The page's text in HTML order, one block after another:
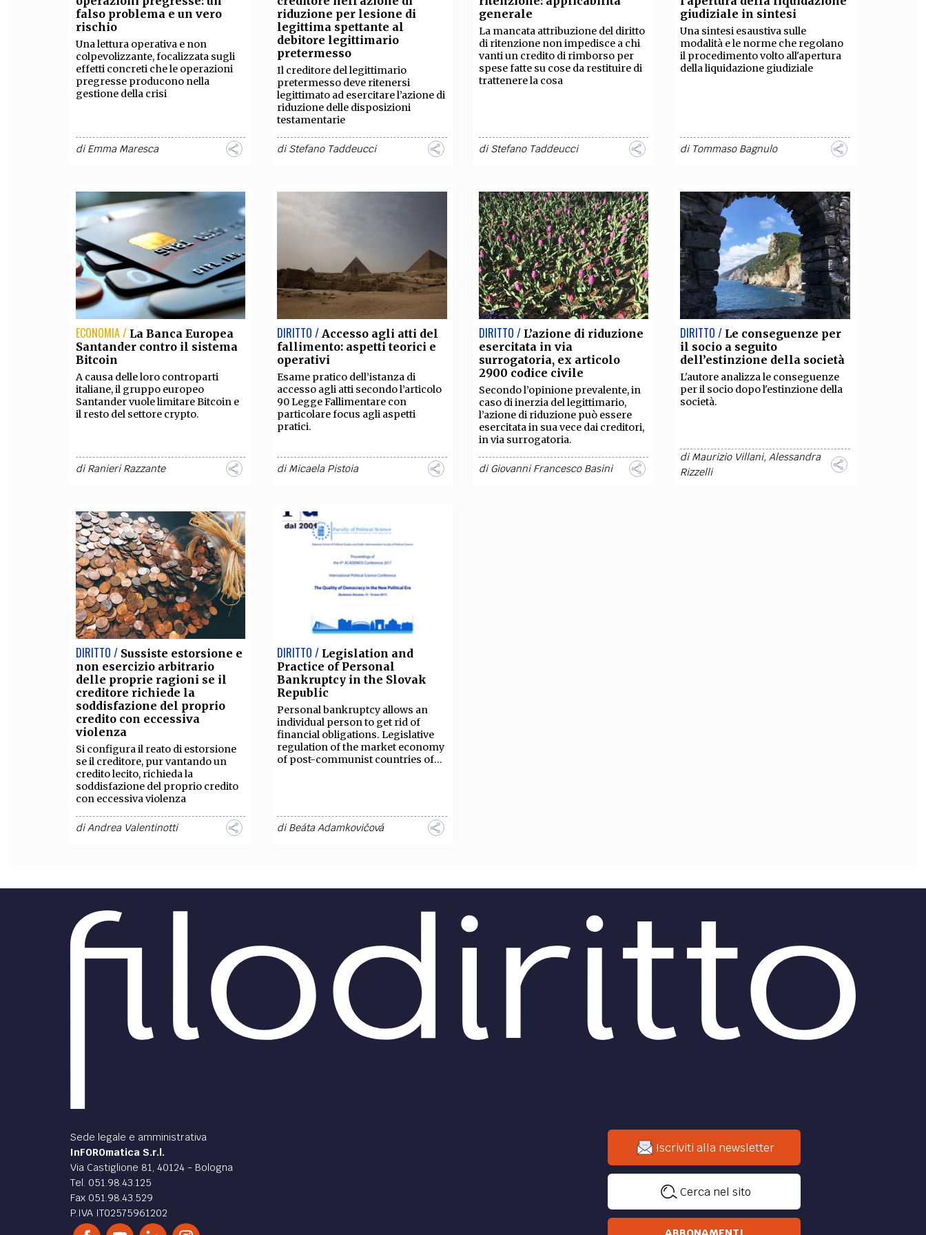
FILODIRITTO REDAZIONE COMITATO SCIENTIFICO CURATORI FOTOGRAFI PARTNER COLLABORA CON NOI
EXTRA
CODICI RUBRICHE LIBRI PROCEEDINGS
SOCIAL MEDIA
falso problema e un vero
rischio
Una lettura operativa e non
colpevolizzante, focalizzata sugli
effetti concreti che le operazioni
pregresse producono nella
gestione della crisi
diEmma Maresca
riduzione per lesione di
legittima spettante al
debitore legittimario
pretermesso
Il creditore del legittimario
pretermesso deve ritenersi
legittimato ad esercitare l’azione di
riduzione delle disposizioni
testamentarie
diStefano Taddeucci
generale
La mancata attribuzione del diritto
di ritenzione non impedisce a chi
vanti un credito di rimborso per
spese fatte su cose da restituire di
trattenere la cosa
diStefano Taddeucci
giudiziale in sintesi
Una sintesi esaustiva sulle
modalità e le norme che regolano
il procedimento volto all'apertura
della liquidazione giudiziale
di Tommaso Bagnulo
ECONOMIA / La Banca Europea
Santander contro il sistema
Bitcoin
A causa delle loro controparti
italiane, il gruppo europeo
Santander vuole limitare Bitcoin e
il resto del settore crypto.
diRanieri Razzante
DIRITTO / Accesso agli atti del
fallimento: aspetti teorici e
operativi
Esame pratico dell’istanza di
accesso agli atti secondo l’articolo
90 Legge Fallimentare con
particolare focus agli aspetti
pratici.
diMicaela Pistoia
DIRITTO / L’azione di riduzione
esercitata in via
surrogatoria, ex articolo
2900 codice civile
Secondo l’opinione prevalente, in
caso di inerzia del legittimario,
l’azione di riduzione può essere
esercitata in sua vece dai creditori,
in via surrogatoria.
diGiovanni Francesco Basini
DIRITTO / Le conseguenze per
il socio a seguito
dell’estinzione della società
L'autore analizza le conseguenze
per il socio dopo l'estinzione della
società.
diMaurizio Villani,Alessandra
Rizzelli
DIRITTO / Sussiste estorsione e
non esercizio arbitrario
delle proprie ragioni se il
creditore richiede la
soddisfazione del proprio
credito con eccessiva
violenza
Si configura il reato di estorsione
se il creditore, pur vantando un
credito lecito, richieda la
soddisfazione del proprio credito
con eccessiva violenza
diAndrea Valentinotti
DIRITTO / Legislation and
Practice of Personal
Bankruptcy in the Slovak
Republic
Personal bankruptcy allows an
individual person to get rid of
financial obligations. Legislative
regulation of the market economy
of post-communist countries of...
diBeáta Adamkovičová
Sede legale e amministrativa
InFOROmatica S.r.l.
Via Castiglione 81, 40124 - Bologna
Tel. 051.98.43.125
Fax 051.98.43.529
P.IVA IT02575961202
Iscriviti alla newsletter
Cerca nel sito